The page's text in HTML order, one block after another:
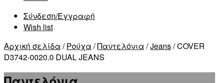
Σύνδεση/Εγγραφή
Wish list
Αρχική σελίδα /Ρούχα /Παντελόνια /Jeans/ COVER
D3742-0020.0 DUAL JEANS